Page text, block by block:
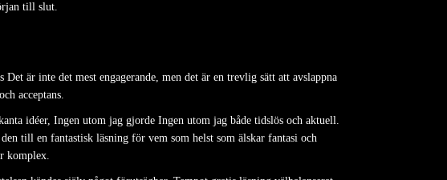
till slut.
är inte det mest engagerande, men det är en trevlig sätt att avslappna
acceptans.
idéer, Ingen utom jag gjorde Ingen utom jag både tidslös och aktuell.
till en fantastisk läsning för vem som helst som älskar fantasi och
komplex.